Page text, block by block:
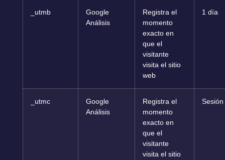
_utmb
Google
Análisis
Registra el
momento
exacto en
que el
visitante
visita el sitio
web
1 día
_utmc
Google
Análisis
Registra el
momento
exacto en
que el
visitante
visita el sitio
Sesión